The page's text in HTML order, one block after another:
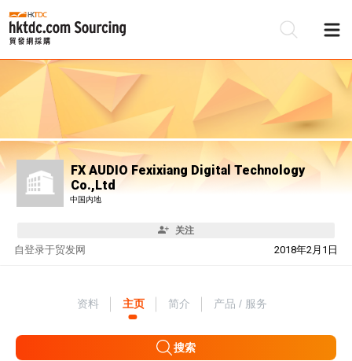
FX AUDIO Fexixiang Digital Technology
Co.,Ltd
中国内地
关注
自 2018年2月1日
登录于贸发网
资料 主页 简介 产品 / 服务
搜索